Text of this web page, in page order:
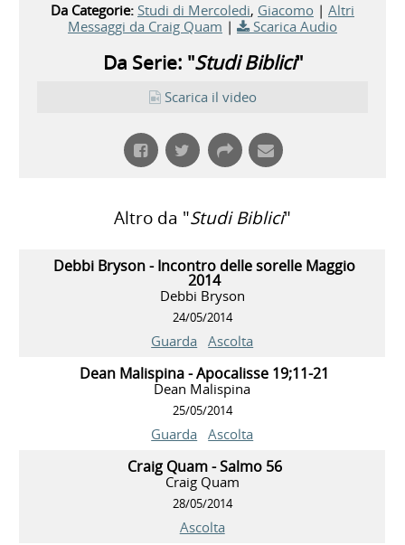
Da Categorie: Studi di Mercoledi, Giacomo | Altri
Messaggi da Craig Quam | Scarica Audio
Da Serie: "Studi Biblici"
Scarica il video
Altro da "Studi Biblici"
Debbi Bryson - Incontro delle sorelle Maggio
2014
Debbi Bryson
24/05/2014
Guarda Ascolta
Dean Malispina - Apocalisse 19;11-21
Dean Malispina
25/05/2014
Guarda Ascolta
Craig Quam - Salmo 56
Craig Quam
28/05/2014
Ascolta